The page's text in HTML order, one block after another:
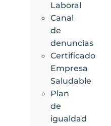
Laboral
Canal
de
denuncias
Certificado
Empresa
Saludable
Plan
de
igualdad